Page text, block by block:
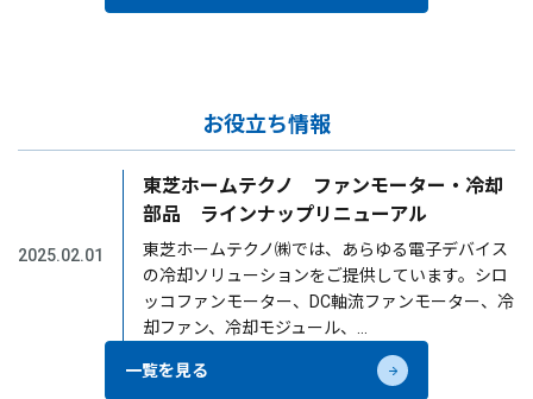
お役立ち情報
2025.02.01
東芝ホームテクノ ファンモーター・冷却
部品 ラインナップリニューアル
東芝ホームテクノ㈱では、あらゆる電子デバイス
の冷却ソリューションをご提供しています。シロ
ッコファンモーター、DC軸流ファンモーター、冷
却ファン、冷却モジュール、…
一覧を見る